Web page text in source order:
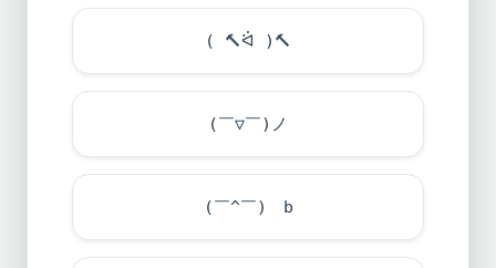
( 🔨ᐛ ) 🔨
(￣▽￣)ノ
(￣^￣)ゞb